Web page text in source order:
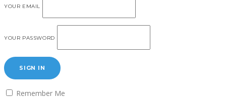
YOUR EMAIL
YOUR PASSWORD
SIGN IN
Remember Me